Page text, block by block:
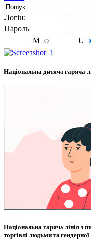
Логiн:
Пароль:
M
U
Національна дитяча гаряча
Національна гаряча лінія з
торгівлі людьми та гендерної